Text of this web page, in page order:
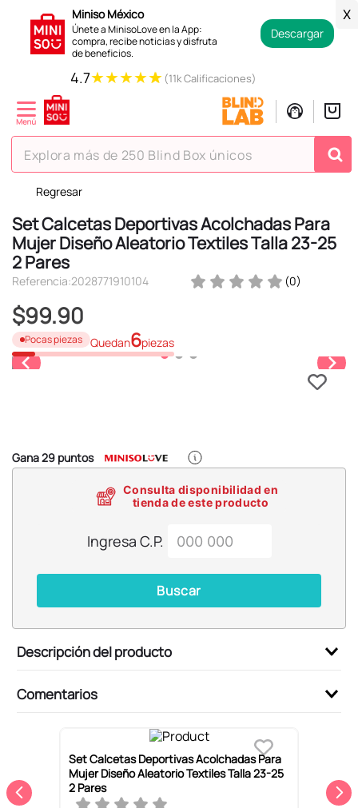
Miniso México
Únete a MinisoLove en la App:
compra, recibe noticias y disfruta
de beneficios.
Descargar
X
4.7★★★★★ (11k Calificaciones)
Explora más de 250 Blind Box únicos
Regresar
Set Calcetas Deportivas Acolchadas Para
Mujer Diseño Aleatorio Textiles Talla 23-25
2 Pares
Referencia:2028771910104 (0)
$99.90
Pocas piezas Quedan6piezas
Gana29 puntos
Consulta disponibilidad en
tienda de este producto
Ingresa C.P.
Buscar
Descripción del producto
Comentarios
Set Calcetas Deportivas Acolchadas Para
Mujer Diseño Aleatorio Textiles Talla 23-25
2 Pares
TÉRMINOS MÁS BUSCADOS
1.
hello kitty
2.
spiderman
3.
peluche
4.
osito cariñosito
5.
llaveros
6.